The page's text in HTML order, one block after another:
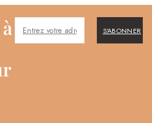
S'ABONNER